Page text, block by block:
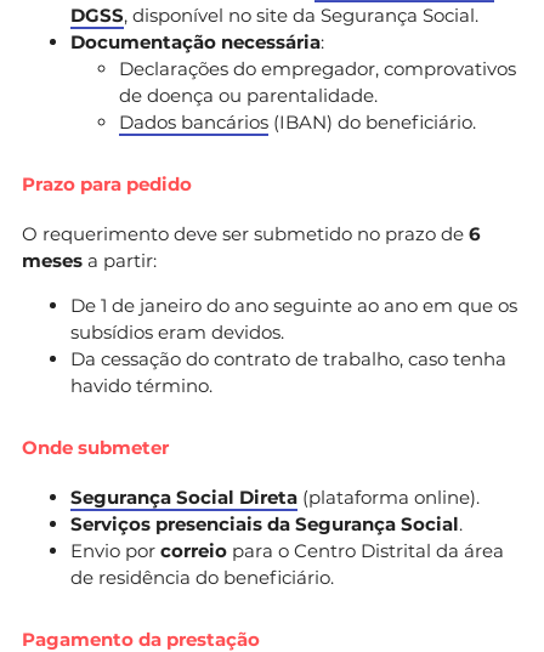
DGSS, disponível no site da Segurança Social.
Documentação necessária:
Declarações do empregador, comprovativos
de doença ou parentalidade.
Dados bancários (IBAN) do beneficiário.
Prazo para pedido
O requerimento deve ser submetido no prazo de 6
meses a partir:
De 1 de janeiro do ano seguinte ao ano em que os
subsídios eram devidos.
Da cessação do contrato de trabalho, caso tenha
havido término.
Onde submeter
Segurança Social Direta (plataforma online).
Serviços presenciais da Segurança Social.
Envio por correio para o Centro Distrital da área
de residência do beneficiário.
Pagamento da prestação